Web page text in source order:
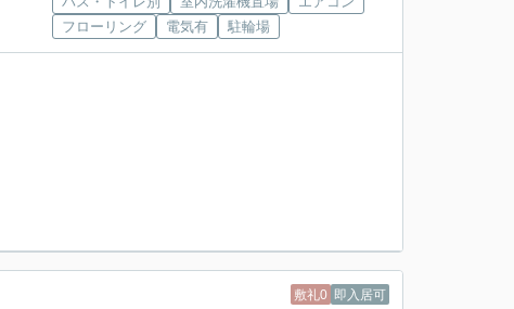
フローリング
電気有 駐輪場
敷礼0 即入居可